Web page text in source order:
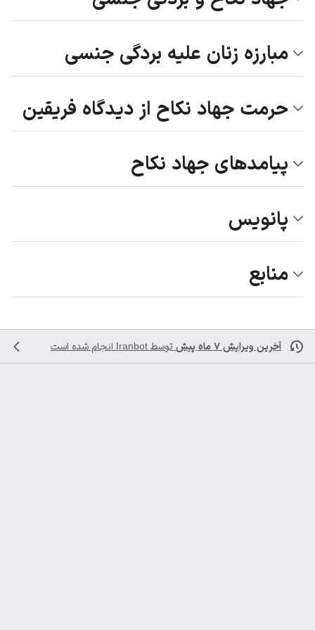
مبارزه زنان علیه بردگی جنسی
حرمت جهاد نکاح از دیدگاه فریقین
پیامدهای جهاد نکاح
پانویس
منابع
آخرین ویرایش ۷ ماه پیش توسط Iranbot انجام شده است